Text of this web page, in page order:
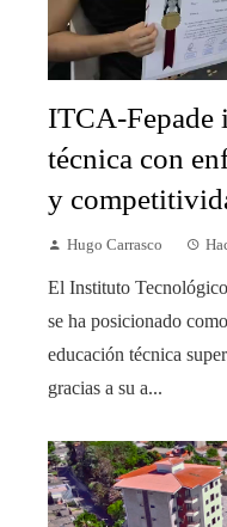
ITCA-Fepade
técnica con
y
Hugo Carrasco
El Instituto
se ha posicionado
educación técnica
gracias a su a...